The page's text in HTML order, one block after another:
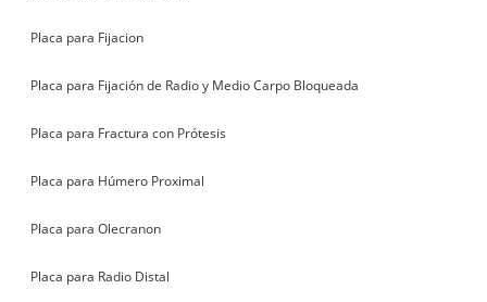
Placa para Fijacion
Placa para Fijación de Radio y Medio Carpo Bloqueada
Placa para Fractura con Prótesis
Placa para Húmero Proximal
Placa para Olecranon
Placa para Radio Distal